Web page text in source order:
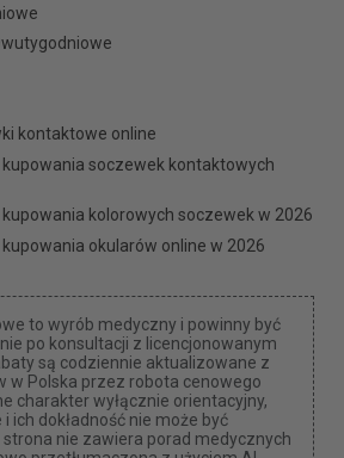
kontaktowe online
soczewek kontaktowych
kolorowych soczewek w 2026
okularów online w 2026
to wyrób medyczny i powinny być
po konsultacji z licencjonowanym
są codziennie aktualizowane z
w Polska przez robota cenowego
charakter wyłącznie orientacyjny,
ich dokładność nie może być
nie zawiera porad medycznych